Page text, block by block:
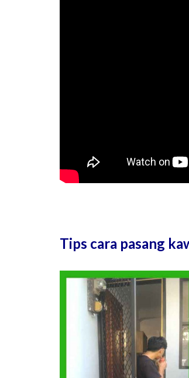
Tips cara pasang